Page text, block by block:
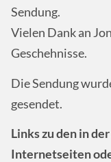
Sendung.
Vielen Dank an
Geschehnisse.
Die Sendung
gesendet.
Links zu den in
Internetseiten